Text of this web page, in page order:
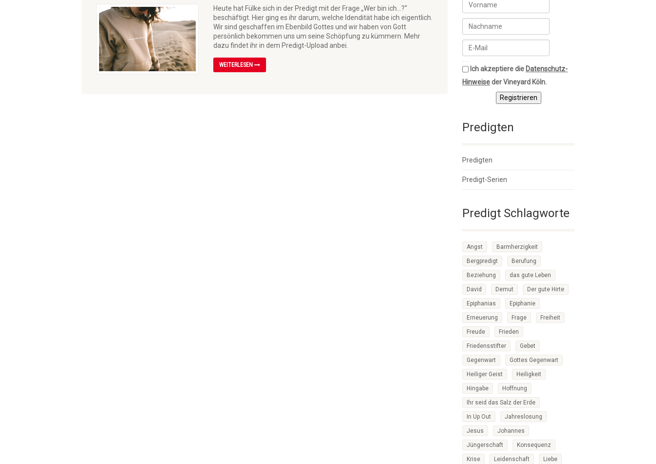
Heute hat Fülke sich in der Predigt mit der Frage „Wer bin ich…?“
beschäftigt. Hier ging es ihr darum, welche Idendität habe ich eigentlich.
Wir sind geschaffen im Ebenbild Gottes und wir haben von Gott
persönlich bekommen uns um seine Schöpfung zu kümmern. Mehr
dazu findet ihr in dem Predigt-Upload anbei.
WEITERLESEN Ich akzeptiere die Datenschutz-
Hinweiseder Vineyard Köln.
Registrieren
Predigten
Predigten
Predigt-Serien
Predigt Schlagworte
Angst Barmherzigkeit
Bergpredigt Berufung
Beziehung das gute Leben
David Demut Der gute Hirte
Epiphanias Epiphanie
Erneuerung Frage Freiheit
Freude Frieden
Friedensstifter Gebet
Gegenwart Gottes Gegenwart
Heiliger Geist Heiligkeit
Hingabe Hoffnung
Ihr seid das Salz der Erde
In Up Out Jahreslosung
Jesus Johannes
Jüngerschaft Konsequenz
Krise Leidenschaft Liebe